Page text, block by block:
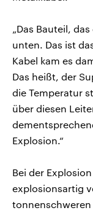
„Das Bauteil,
unten. Das ist
Kabel kam es
Das heißt, der
die Temperatur
über diesen
Explosion.“
Bei der
explosionsartig
tonnenschweren